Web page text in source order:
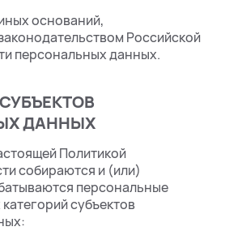
оснований,
Российской
персональных данных.
ДАННЫХ
Политикой
собираются и (или)
персональные
субъектов